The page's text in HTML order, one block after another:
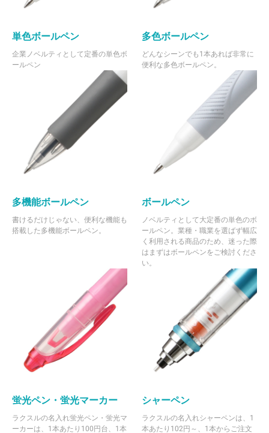
単色ボールペン
企業ノベルティとして定番の単色ボ
ールペン
多色ボールペン
どんなシーンでも1本あれば非常に
便利な多色ボールペン。
多機能ボールペン
書けるだけじゃない、便利な機能も
搭載した多機能ボールペン。
ボールペン
ノベルティとして大定番の単色のボ
ールペン。業種・職業を選ばず幅広
く利用される商品のため、迷った際
はまずはボールペンをご検討くださ
い。
蛍光ペン・蛍光マーカー
ラクスルの名入れ蛍光ペン・蛍光マ
ーカーは、1本あたり100円台、1本
シャーペン
ラクスルの名入れシャーペンは、1
本あたり102円～、1本からご注文